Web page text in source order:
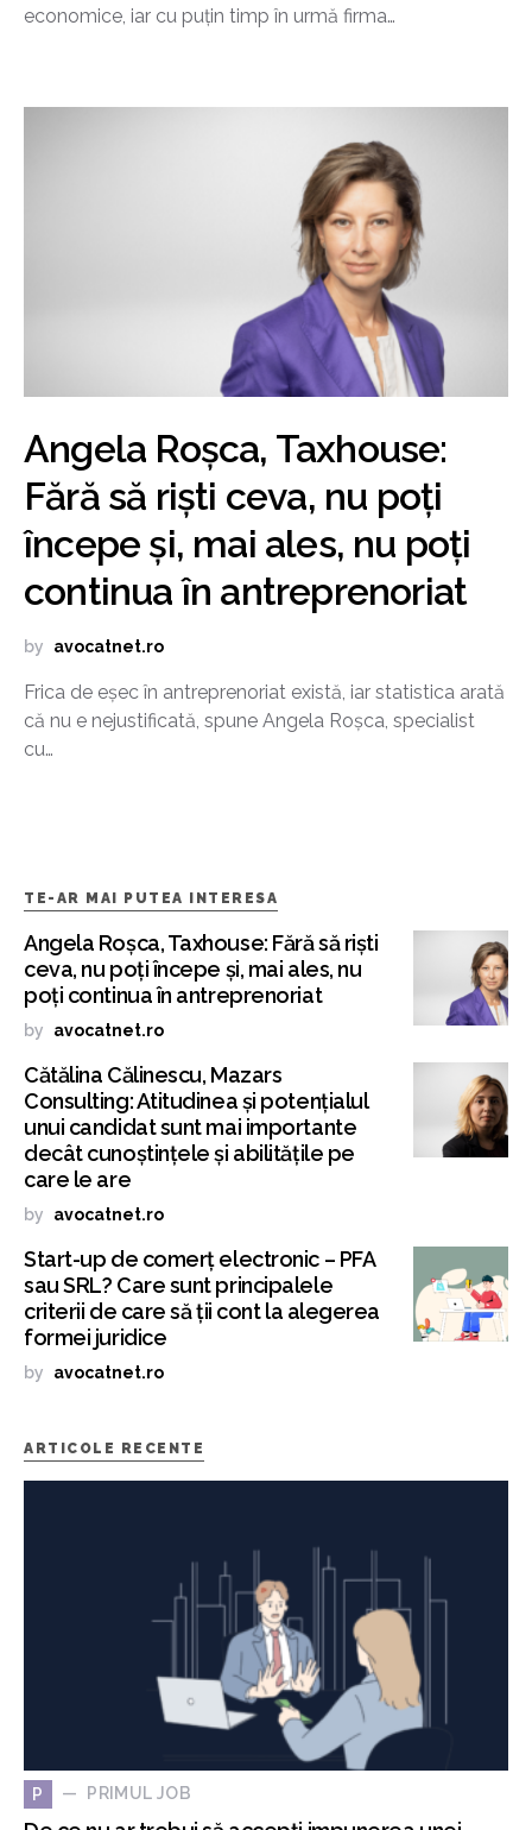
economice, iar cu puțin timp în urmă firma…
Angela Roșca, Taxhouse:
Fără să riști ceva, nu poți
începe și, mai ales, nu poți
continua în antreprenoriat
by avocatnet.ro
Frica de eșec în antreprenoriat există, iar statistica arată
că nu e nejustificată, spune Angela Roșca, specialist
cu…
TE-AR MAI PUTEA INTERESA
Angela Roșca, Taxhouse: Fără să riști
ceva, nu poți începe și, mai ales, nu
poți continua în antreprenoriat
by avocatnet.ro
Cătălina Călinescu, Mazars
Consulting: Atitudinea și potențialul
unui candidat sunt mai importante
decât cunoștințele și abilitățile pe
care le are
by avocatnet.ro
Start-up de comerț electronic – PFA
sau SRL? Care sunt principalele
criterii de care să ții cont la alegerea
formei juridice
by avocatnet.ro
ARTICOLE RECENTE
P PRIMUL JOB